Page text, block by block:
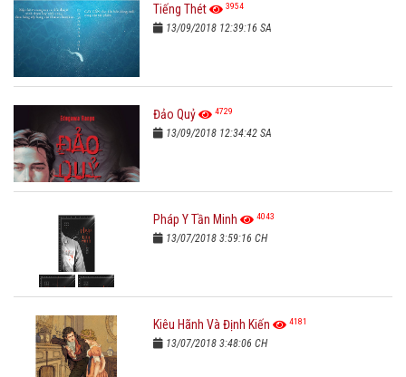
Tiếng Thét 3954
13/09/2018 12:39:16 SA
Đảo Quỷ 4729
13/09/2018 12:34:42 SA
Pháp Y Tần Minh 4043
13/07/2018 3:59:16 CH
Kiêu Hãnh Và Định Kiến 4181
13/07/2018 3:48:06 CH